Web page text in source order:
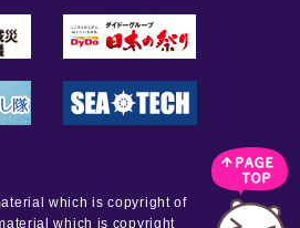
which is copyright of
which is copyright